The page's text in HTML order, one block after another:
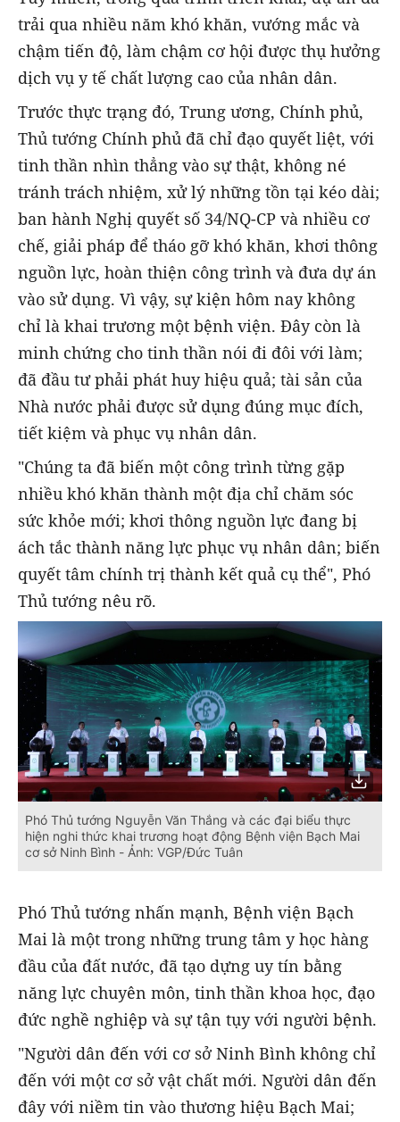
trải qua nhiều năm khó khăn, vướng mắc và
chậm tiến độ, làm chậm cơ hội được thụ hưởng
dịch vụ y tế chất lượng cao của nhân dân.
Trước thực trạng đó, Trung ương, Chính phủ,
Thủ tướng Chính phủ đã chỉ đạo quyết liệt, với
tinh thần nhìn thẳng vào sự thật, không né
tránh trách nhiệm, xử lý những tồn tại kéo dài;
ban hành Nghị quyết số 34/NQ-CP và nhiều cơ
chế, giải pháp để tháo gỡ khó khăn, khơi thông
nguồn lực, hoàn thiện công trình và đưa dự án
vào sử dụng. Vì vậy, sự kiện hôm nay không
chỉ là khai trương một bệnh viện. Đây còn là
minh chứng cho tinh thần nói đi đôi với làm;
đã đầu tư phải phát huy hiệu quả; tài sản của
Nhà nước phải được sử dụng đúng mục đích,
tiết kiệm và phục vụ nhân dân.
"Chúng ta đã biến một công trình từng gặp
nhiều khó khăn thành một địa chỉ chăm sóc
sức khỏe mới; khơi thông nguồn lực đang bị
ách tắc thành năng lực phục vụ nhân dân; biến
quyết tâm chính trị thành kết quả cụ thể", Phó
Thủ tướng nêu rõ.
Phó Thủ tướng Nguyễn Văn Thắng và các đại biểu thực
hiện nghi thức khai trương hoạt động Bệnh viện Bạch Mai
cơ sở Ninh Bình - Ảnh: VGP/Đức Tuân
Phó Thủ tướng nhấn mạnh, Bệnh viện Bạch
Mai là một trong những trung tâm y học hàng
đầu của đất nước, đã tạo dựng uy tín bằng
năng lực chuyên môn, tinh thần khoa học, đạo
đức nghề nghiệp và sự tận tụy với người bệnh.
"Người dân đến với cơ sở Ninh Bình không chỉ
đến với một cơ sở vật chất mới. Người dân đến
đây với niềm tin vào thương hiệu Bạch Mai;